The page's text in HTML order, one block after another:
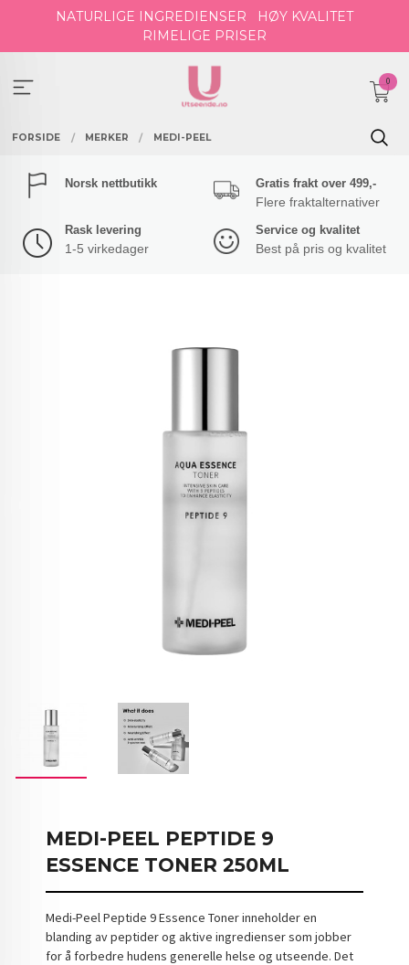
NATURLIGE INGREDIENSER
HØY KVALITET
RIMELIGE PRISER
0
FORSIDE MERKER MEDI-PEEL
Norsk nettbutikk Gratis frakt over 499,-
Flere fraktalternativer
Rask levering
1-5 virkedager
Service og kvalitet
Best på pris og kvalitet
MEDI-PEEL PEPTIDE 9
ESSENCE TONER 250ML
Medi-Peel Peptide 9 Essence Toner inneholder en
blanding av peptider og aktive ingredienser som jobber
for å forbedre hudens generelle helse og utseende. Det